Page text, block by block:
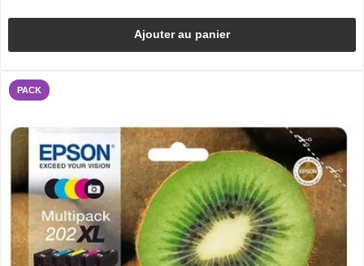
Ajouter au panier
PACK